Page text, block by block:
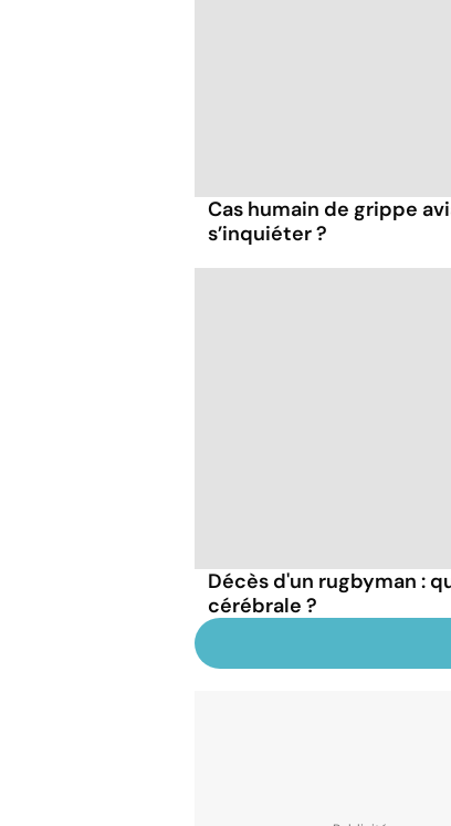
Cas humain de grippe
s’inquiéter ?
Décès d'un rugbyman :
cérébrale ?